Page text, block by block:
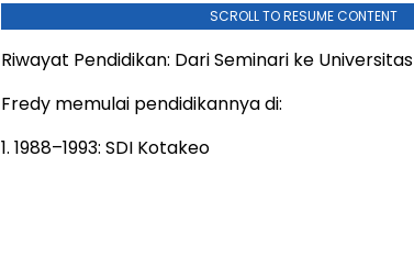
SCROLL TO RESUME CONTENT
Riwayat Pendidikan: Dari Seminari ke Universitas
Fredy memulai pendidikannya di:
1. 1988–1993: SDI Kotakeo